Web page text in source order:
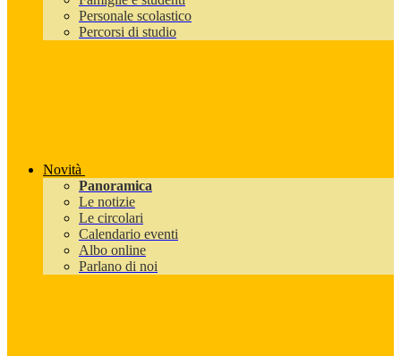
Personale scolastico
Percorsi di studio
Novità
Panoramica
Le notizie
Le circolari
Calendario eventi
Albo online
Parlano di noi